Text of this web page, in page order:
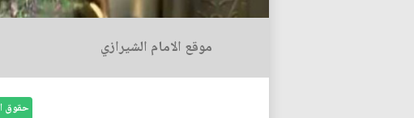
موقع الامام الشيرازي
حقوق